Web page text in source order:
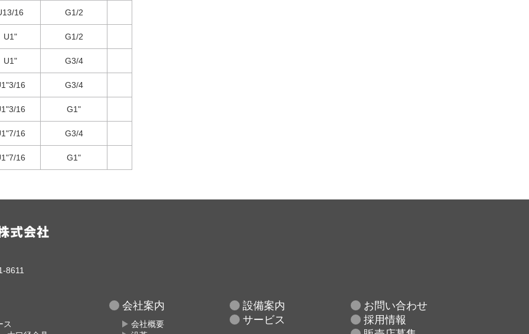
16 G1/2
U1" G1/2
U1" G3/4
16 G3/4
16 G1"
16 G3/4
16 G1"
8611
ス
会社案内
会社概要
設備案内
サービス
お問い合わせ
採用情報